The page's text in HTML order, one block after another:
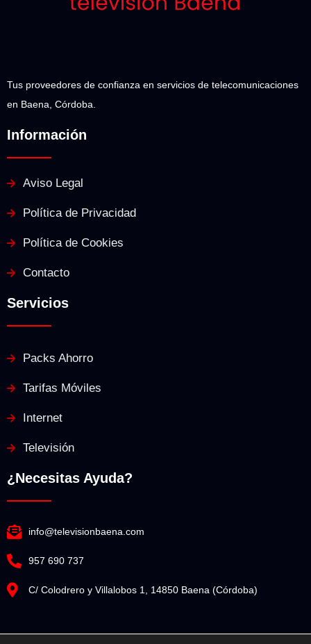
Tus proveedores de confianza en servicios de telecomunicaciones
en Baena, Córdoba.
Información
Aviso Legal
Política de Privacidad
Política de Cookies
Contacto
Servicios
Packs Ahorro
Tarifas Móviles
Internet
Televisión
¿Necesitas Ayuda?
info@televisionbaena.com
957 690 737
C/ Colodrero y Villalobos 1, 14850 Baena (Córdoba)